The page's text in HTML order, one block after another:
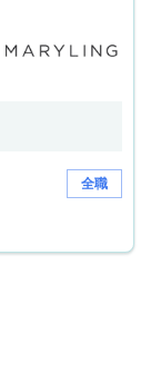
全職